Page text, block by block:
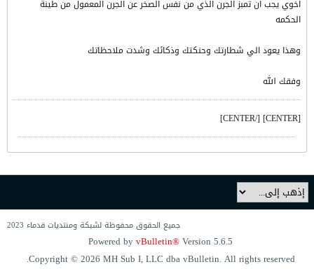
اخوي يجب ان تمبز الجرن الذي من نفس الصخر عن الجرن المعمول من طينة
الحكمه
وهذا يعود الي شطارتك وحنكتك وذكائك وشدت ملاحظاتك
وفقك الله
[CENTER] [/CENTER]
جميع الحقوق محفوظة لشبكة ومنتديات قدماء 2023
Powered byvBulletin®Version 5.6.5
Copyright © 2026 MH Sub I, LLC dba vBulletin. All rights reserved.